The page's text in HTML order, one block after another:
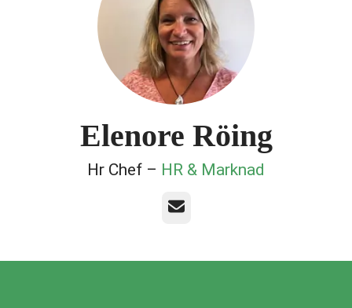
Elenore Röing
Hr Chef – HR & Marknad
E-post